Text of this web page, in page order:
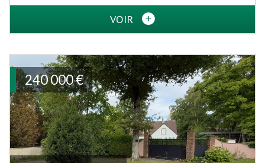
VOIR
240 000€